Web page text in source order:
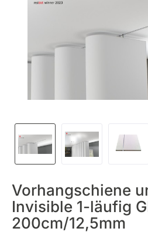
Vorhangschiene
Invisible 1-läufig
200cm/12,5mm